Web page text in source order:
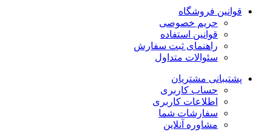
قوانین فروشگاه
حریم خصوصی
قوانین استفاده
راهنمای ثبت سفارش
سئوالات متداول
پشتیبانی مشتریان
حساب کاربری
اطلاعات کاربری
سفارشات شما
مشاوره آنلاین